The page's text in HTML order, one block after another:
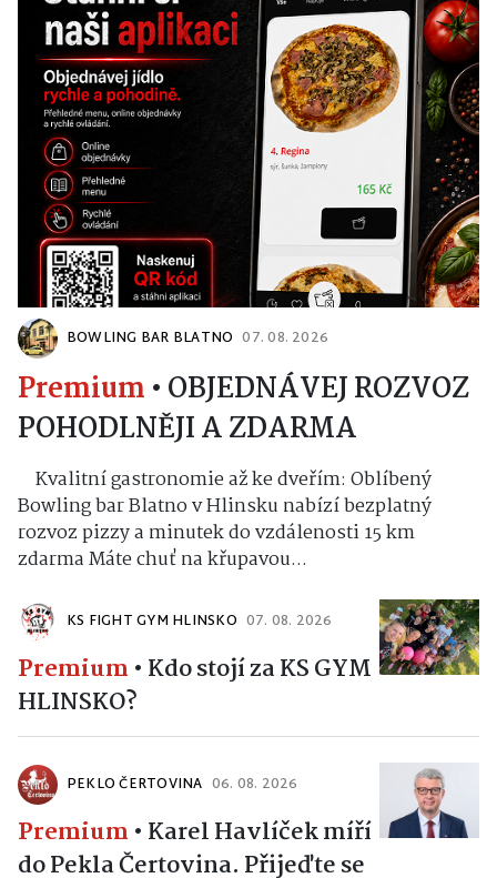
BOWLING BAR BLATNO 07. 08. 2026
Premium • OBJEDNÁVEJ ROZVOZ
POHODLNĚJI A ZDARMA
Kvalitní gastronomie až ke dveřím: Oblíbený
Bowling bar Blatno v Hlinsku nabízí bezplatný
rozvoz pizzy a minutek do vzdálenosti 15 km
zdarma Máte chuť na křupavou...
KS FIGHT GYM HLINSKO 07. 08. 2026
Premium • Kdo stojí za KS GYM
HLINSKO?
PEKLO ČERTOVINA 06. 08. 2026
Premium • Karel Havlíček míří
do Pekla Čertovina. Přijeďte se